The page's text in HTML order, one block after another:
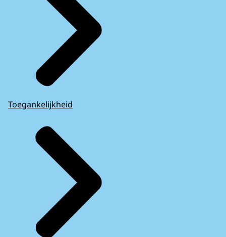
Toegankelijkheid